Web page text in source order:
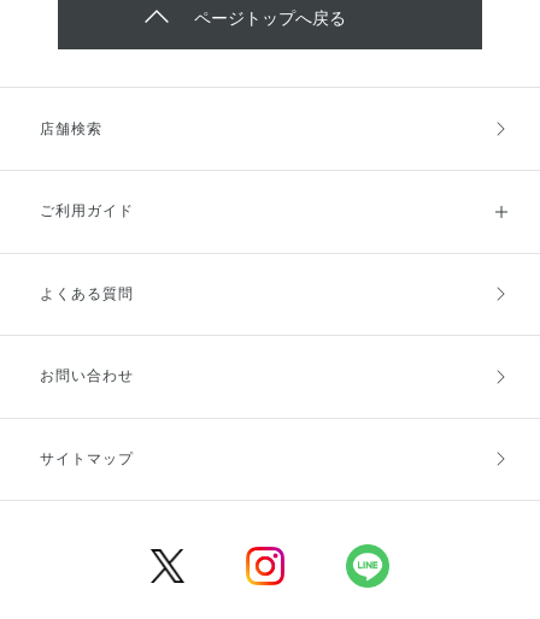
ページトップへ戻る
店舗検索
ご利用ガイド
ご利用ガイドトップ
お支払方法
キャンセル・返品・交換
よくある質問
お問い合わせ
サイトマップ